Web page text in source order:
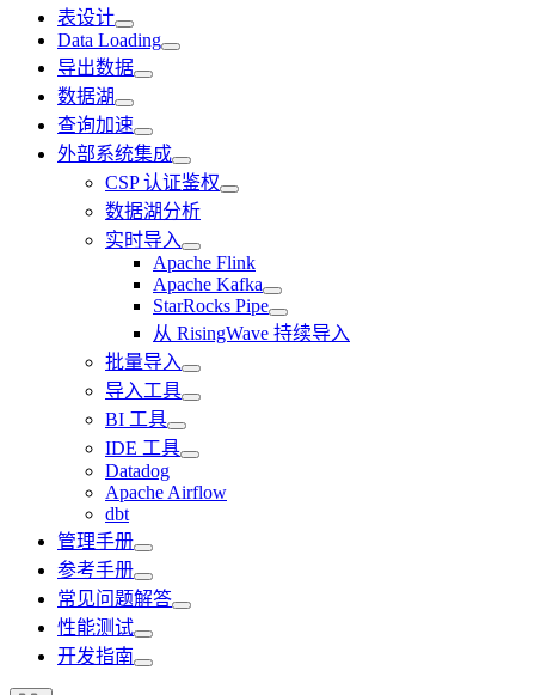
表设计
Data Loading
导出数据
数据湖
查询加速
外部系统集成
CSP 认证鉴权
数据湖分析
实时导入
Apache Flink
Apache Kafka
StarRocks Pipe
从 RisingWave 持续导入
批量导入
导入工具
BI 工具
IDE 工具
Datadog
Apache Airflow
dbt
管理手册
参考手册
常见问题解答
性能测试
开发指南